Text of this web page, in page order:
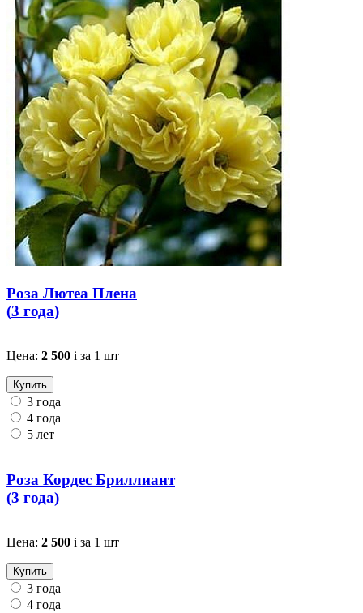
Роза Лютеа Плена
(3 года)
Цена: 2 500 i за 1 шт
Купить
3 года
4 года
5 лет
Роза Кордес Бриллиант
(3 года)
Цена: 2 500 i за 1 шт
Купить
3 года
4 года